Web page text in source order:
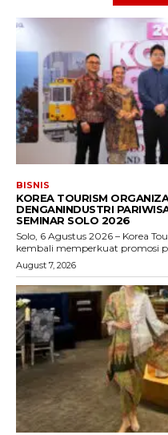
BISNIS
KOREA TOURISM
DENGANINDUSTRI
SEMINAR SOLO 2026
Solo, 6 Agustus 2026 – Korea
kembali memperkuat promosi
August 7, 2026